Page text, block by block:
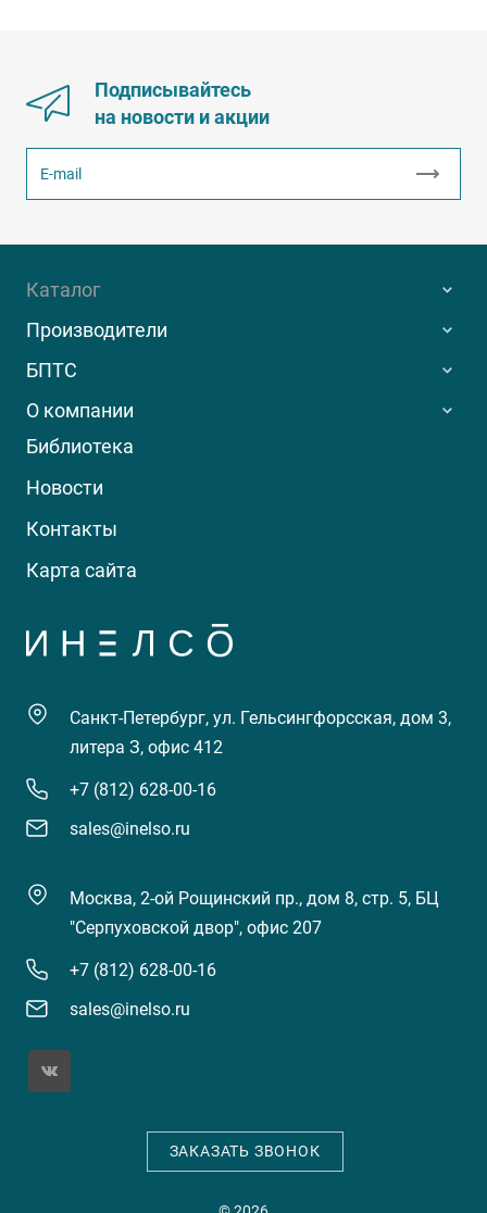
Подписывайтесь
на новости и акции
Каталог
Производители
БПТС
О компании
Библиотека
Новости
Контакты
Карта сайта
Санкт-Петербург, ул. Гельсингфорсская, дом 3,
литера З, офис 412
+7 (812) 628-00-16
sales@inelso.ru
Москва, 2-ой Рощинский пр., дом 8, стр. 5, БЦ
"Серпуховской двор", офис 207
+7 (812) 628-00-16
sales@inelso.ru
ЗАКАЗАТЬ ЗВОНОК